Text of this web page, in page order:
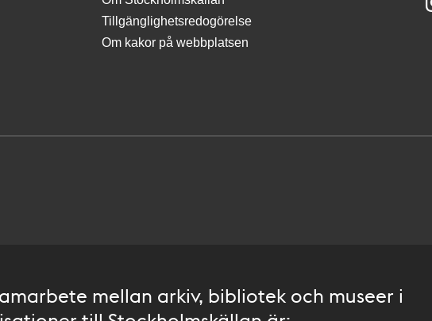
Tillgänglighetsredogörelse
Om kakor på webbplatsen
mellan arkiv, bibliotek och museer i